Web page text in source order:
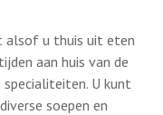
alsof u thuis uit eten
aan huis van de
U kunt
soepen en